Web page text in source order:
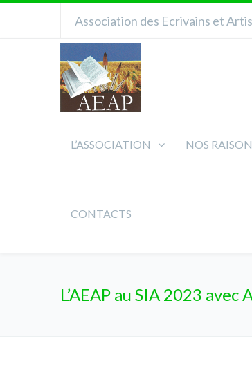
Association des Ecrivains et
L’ASSOCIATION NOS
CONTACTS
L’AEAP au SIA 2023 avec